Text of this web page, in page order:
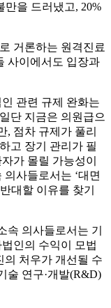
만을 드러냈고, 20%
거론하는 원격진료
사이에서도 입장과
관련 규제 완화는
단 지금은 의원급으
, 점차 규제가 풀리
고 장기 관리가 필
가 몰릴 가능성이
사들로서는 ‘대면
대할 이유를 찾기
의사들로서는 기
인의 수익이 모법
의 처우가 개선될 수
술 연구·개발(R&D)